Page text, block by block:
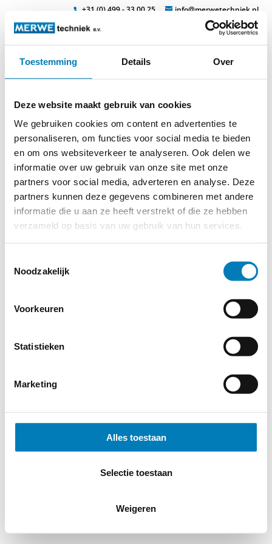
Toestemming Details Over
Deze website maakt gebruik van cookies
We gebruiken cookies om content en advertenties te
personaliseren, om functies voor social media te bieden
en om ons websiteverkeer te analyseren. Ook delen we
informatie over uw gebruik van onze site met onze
partners voor social media, adverteren en analyse. Deze
partners kunnen deze gegevens combineren met andere
informatie die u aan ze heeft verstrekt of die ze hebben
verzameld op basis van uw gebruik van hun services.
Noodzakelijk
Voorkeuren
Statistieken
Marketing
Alles toestaan
Selectie toestaan
Weigeren
+31 (0) 499 - 33 00 25 info@merwetechniek.nl
Veelzijdig in elektrotechnische producten
veilig6
Privacy Policy-